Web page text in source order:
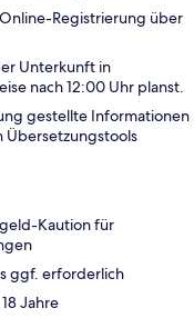
Registrierung über
Unterkunft in
nach 12:00 Uhr planst.
gestellte Informationen
Übersetzungstools
Kaution für
ggf. erforderlich
Jahre